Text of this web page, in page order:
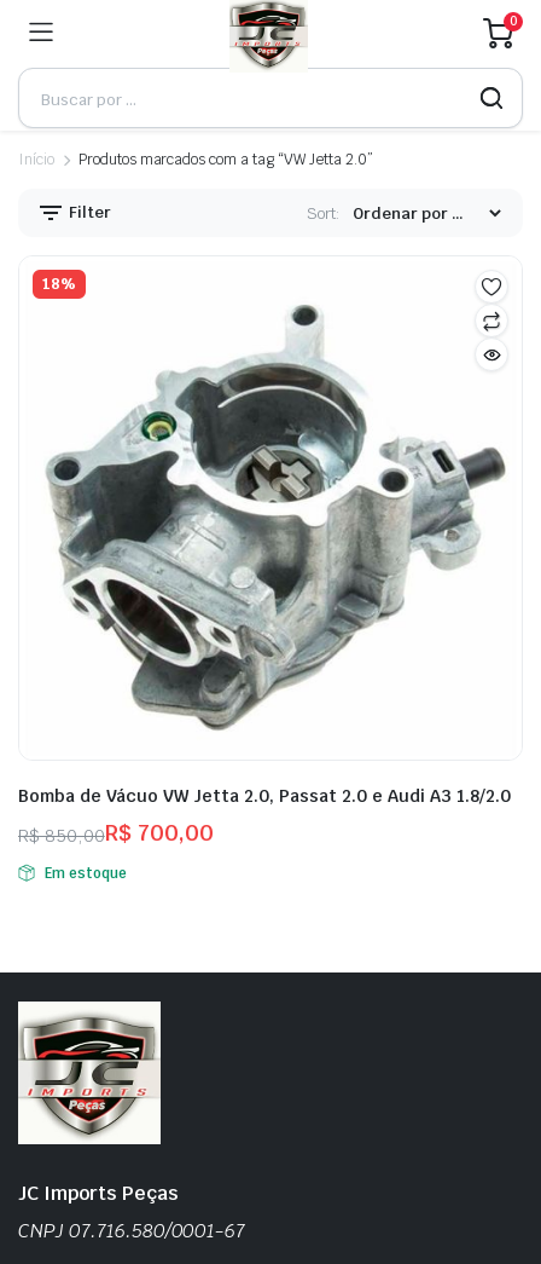
0
Início Produtos marcados com a tag “VW Jetta 2.0”
Filter Sort:
18%
Bomba de Vácuo VW Jetta 2.0, Passat 2.0 e Audi A3 1.8/2.0
R$850,00
O
preço
R$ 850,00.
R$700,00
O
preço
R$ 700,00.
Em estoque
JC Imports Peças
CNPJ 07.716.580/0001-67